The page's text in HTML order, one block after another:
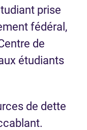
prise
fédéral,
de
étudiants
de dette